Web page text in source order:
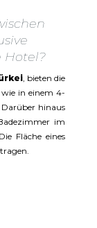
Hotel?
, bieten die
in einem 4-
hinaus
im
Fläche eines